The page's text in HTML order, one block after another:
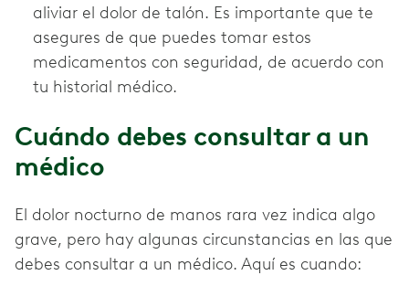
aliviar el dolor de talón. Es importante que te
asegures de que puedes tomar estos
medicamentos con seguridad, de acuerdo con
tu historial médico.
Cuándo debes consultar a un
médico
El dolor nocturno de manos rara vez indica algo
grave, pero hay algunas circunstancias en las que
debes consultar a un médico. Aquí es cuando: